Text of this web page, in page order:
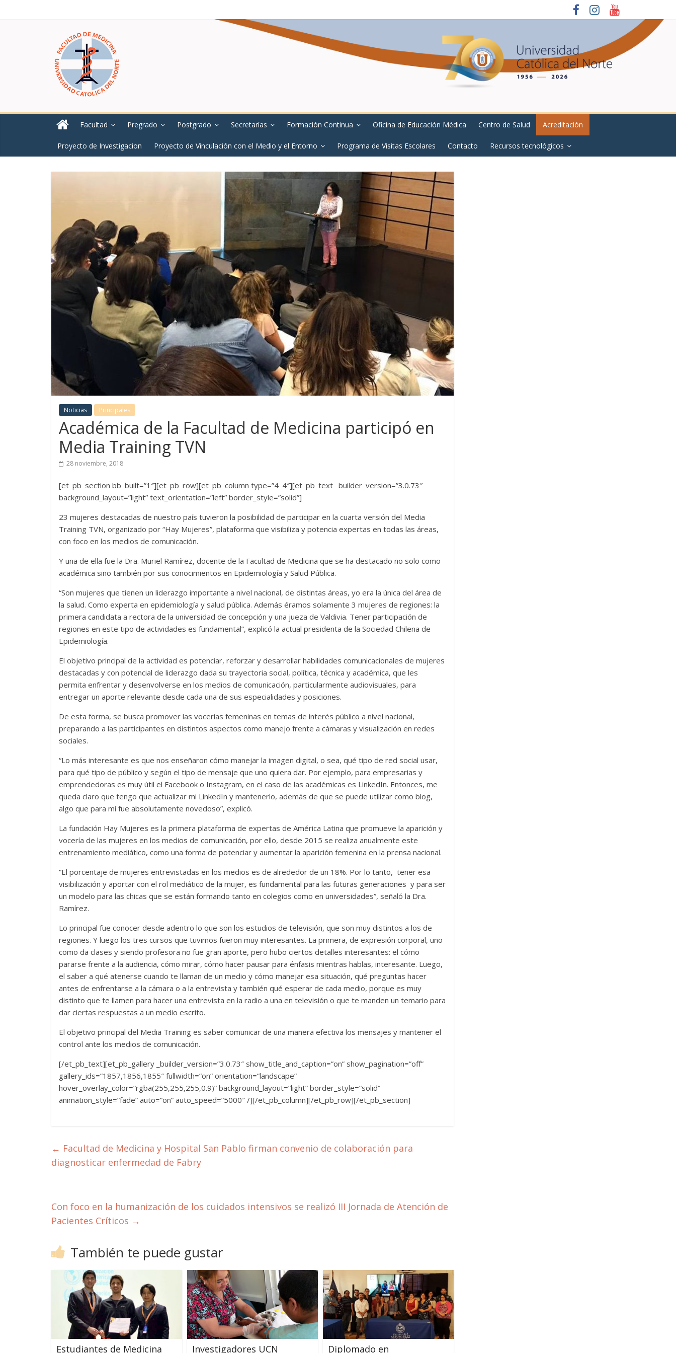
Facultad Pregrado Postgrado Secretarías Formación Continua Oficina de Educación Médica Centro de Salud Acreditación
Proyecto de Investigacion Proyecto de Vinculación con el Medio y el Entorno Programa de Visitas Escolares Contacto Recursos tecnológicos
Noticias Principales
Académica de la Facultad de Medicina participó en
Media Training TVN
28 noviembre, 2018
[et_pb_section bb_built=”1″][et_pb_row][et_pb_column type=”4_4″][et_pb_text _builder_version=”3.0.73″
background_layout=”light” text_orientation=”left” border_style=”solid”]
23 mujeres destacadas de nuestro país tuvieron la posibilidad de participar en la cuarta versión del Media
Training TVN, organizado por “Hay Mujeres”, plataforma que visibiliza y potencia expertas en todas las áreas,
con foco en los medios de comunicación.
Y una de ella fue la Dra. Muriel Ramírez, docente de la Facultad de Medicina que se ha destacado no solo como
académica sino también por sus conocimientos en Epidemiología y Salud Pública.
“Son mujeres que tienen un liderazgo importante a nivel nacional, de distintas áreas, yo era la única del área de
la salud. Como experta en epidemiología y salud pública. Además éramos solamente 3 mujeres de regiones: la
primera candidata a rectora de la universidad de concepción y una jueza de Valdivia. Tener participación de
regiones en este tipo de actividades es fundamental”, explicó la actual presidenta de la Sociedad Chilena de
Epidemiología.
El objetivo principal de la actividad es potenciar, reforzar y desarrollar habilidades comunicacionales de mujeres
destacadas y con potencial de liderazgo dada su trayectoria social, política, técnica y académica, que les
permita enfrentar y desenvolverse en los medios de comunicación, particularmente audiovisuales, para
entregar un aporte relevante desde cada una de sus especialidades y posiciones.
De esta forma, se busca promover las vocerías femeninas en temas de interés público a nivel nacional,
preparando a las participantes en distintos aspectos como manejo frente a cámaras y visualización en redes
sociales.
“Lo más interesante es que nos enseñaron cómo manejar la imagen digital, o sea, qué tipo de red social usar,
para qué tipo de público y según el tipo de mensaje que uno quiera dar. Por ejemplo, para empresarias y
emprendedoras es muy útil el Facebook o Instagram, en el caso de las académicas es LinkedIn. Entonces, me
queda claro que tengo que actualizar mi LinkedIn y mantenerlo, además de que se puede utilizar como blog,
algo que para mí fue absolutamente novedoso”, explicó.
La fundación Hay Mujeres es la primera plataforma de expertas de América Latina que promueve la aparición y
vocería de las mujeres en los medios de comunicación, por ello, desde 2015 se realiza anualmente este
entrenamiento mediático, como una forma de potenciar y aumentar la aparición femenina en la prensa nacional.
“El porcentaje de mujeres entrevistadas en los medios es de alrededor de un 18%. Por lo tanto, tener esa
visibilización y aportar con el rol mediático de la mujer, es fundamental para las futuras generaciones y para ser
un modelo para las chicas que se están formando tanto en colegios como en universidades”, señaló la Dra.
Ramírez.
Lo principal fue conocer desde adentro lo que son los estudios de televisión, que son muy distintos a los de
regiones. Y luego los tres cursos que tuvimos fueron muy interesantes. La primera, de expresión corporal, uno
como da clases y siendo profesora no fue gran aporte, pero hubo ciertos detalles interesantes: el cómo
pararse frente a la audiencia, cómo mirar, cómo hacer pausar para énfasis mientras hablas, interesante. Luego,
el saber a qué atenerse cuando te llaman de un medio y cómo manejar esa situación, qué preguntas hacer
antes de enfrentarse a la cámara o a la entrevista y también qué esperar de cada medio, porque es muy
distinto que te llamen para hacer una entrevista en la radio a una en televisión o que te manden un temario para
dar ciertas respuestas a un medio escrito.
El objetivo principal del Media Training es saber comunicar de una manera efectiva los mensajes y mantener el
control ante los medios de comunicación.
[/et_pb_text][et_pb_gallery _builder_version=”3.0.73″ show_title_and_caption=”on” show_pagination=”off”
gallery_ids=”1857,1856,1855″ fullwidth=”on” orientation=”landscape”
hover_overlay_color=”rgba(255,255,255,0.9)” background_layout=”light” border_style=”solid”
animation_style=”fade” auto=”on” auto_speed=”5000″ /][/et_pb_column][/et_pb_row][/et_pb_section]
← Facultad de Medicina y Hospital San Pablo firman convenio de colaboración para
diagnosticar enfermedad de Fabry
Con foco en la humanización de los cuidados intensivos se realizó III Jornada de Atención de
Pacientes Críticos →
También te puede gustar
Estudiantes de Medicina Investigadores UCN Diplomado en